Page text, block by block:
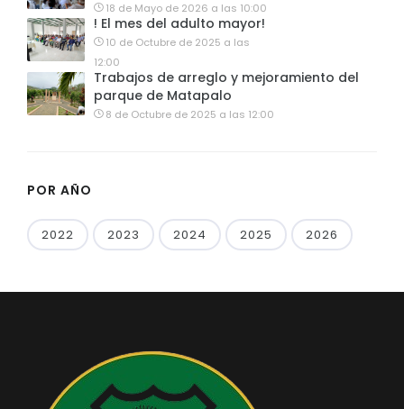
18 de Mayo de 2026 a las 10:00
! El mes del adulto mayor!
10 de Octubre de 2025 a las
12:00
Trabajos de arreglo y mejoramiento del
parque de Matapalo
8 de Octubre de 2025 a las 12:00
POR AÑO
2022 2023 2024 2025 2026